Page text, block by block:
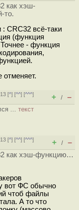
как хэш-
то.
: CRC32 всё-таки
(функция
- функция
отменяет.
[^] [^^] [^^^]
+ / –
... текст
[^] [^^] [^^^]
+ / –
как хэш-функцию…
вот ФС обычно
чтоб файлы
А то что